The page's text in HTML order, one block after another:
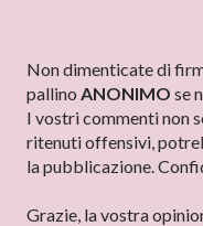
P
o
s
t
a
n
Non dimenticate di
pallino ANONIMO se
I vostri commenti non
ritenuti offensivi,
la pubblicazione.
Grazie, la vostra